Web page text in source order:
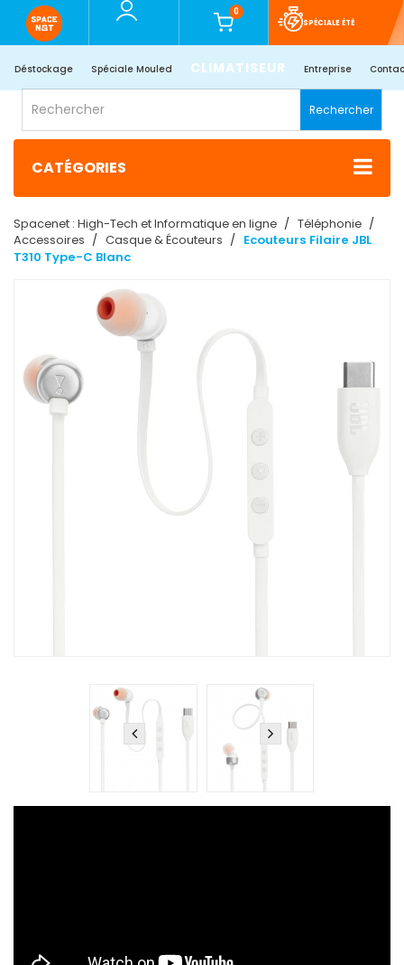
0
SPÉCIALE ÉTÉ
Déstockage Spéciale Mouled CLIMATISEUR Entreprise
Rechercher
CATÉGORIES
Spacenet : High-Tech et Informatique en ligne
Téléphonie
Accessoires
Casque & Écouteurs
Ecouteurs Filaire JBL
T310 Type-C Blanc